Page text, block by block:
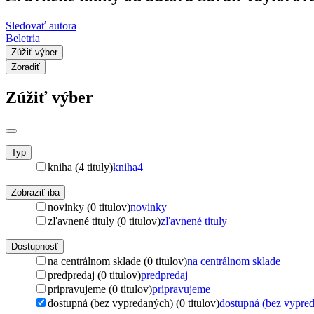
Sledovať autora
Beletria
Zúžiť výber
Zoradiť
Zúžiť výber
Typ
kniha (4 tituly)kniha4
Zobraziť iba
novinky (0 titulov)novinky
zľavnené tituly (0 titulov)zľavnené tituly
Dostupnosť
na centrálnom sklade (0 titulov)na centrálnom sklade
predpredaj (0 titulov)predpredaj
pripravujeme (0 titulov)pripravujeme
dostupná (bez vypredaných) (0 titulov)dostupná (bez